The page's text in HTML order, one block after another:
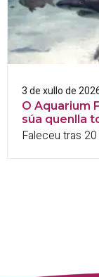
3 de xullo de
O Aquarium
súa quenlla
Faleceu tras